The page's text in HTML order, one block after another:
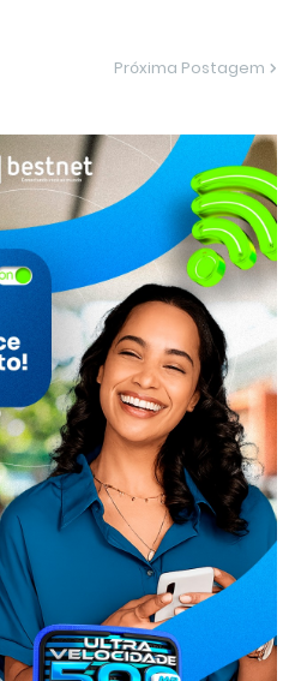
Próxima Postagem